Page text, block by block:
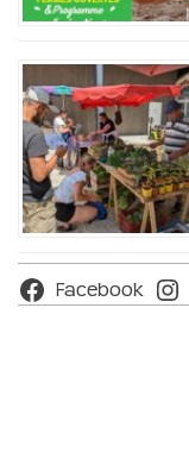
Facebook